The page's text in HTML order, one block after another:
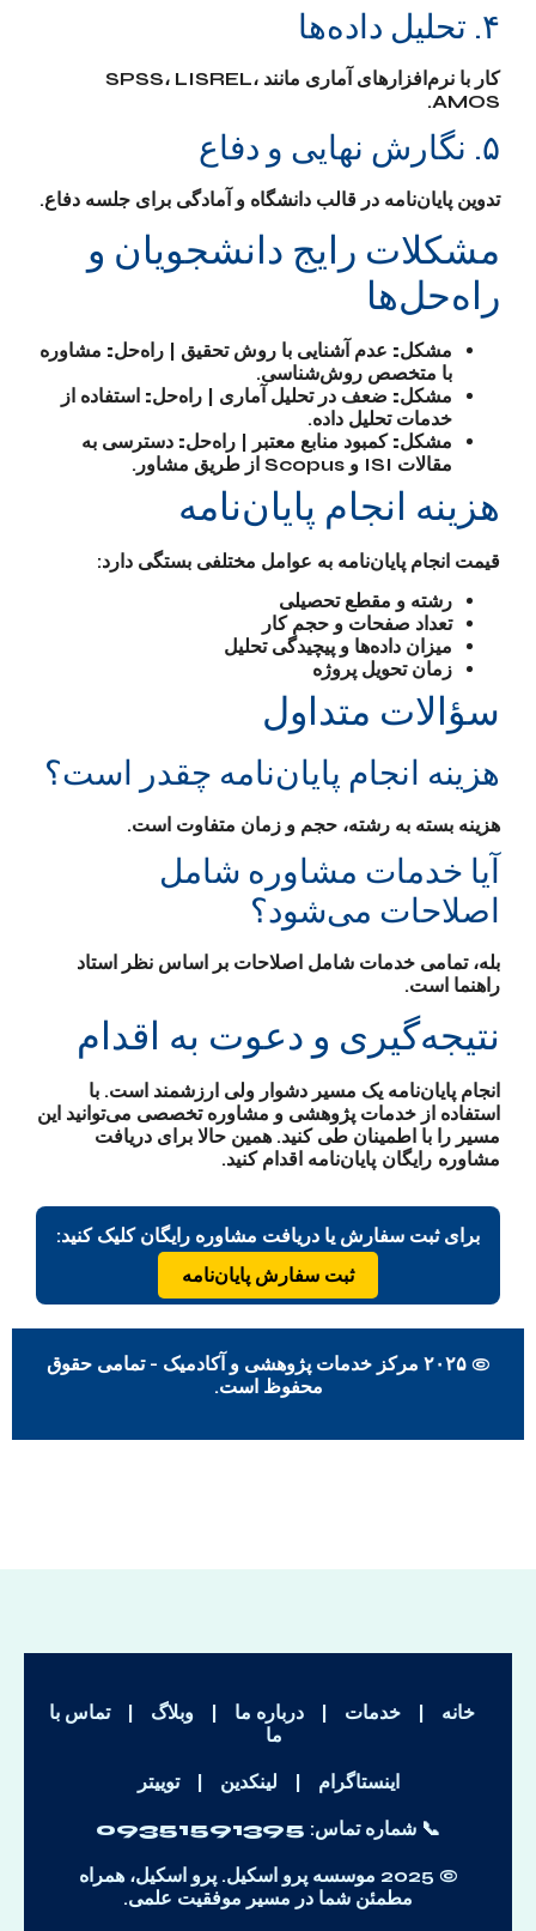
۴. تحلیل داده‌ها
کار با نرم‌افزارهای آماری مانند SPSS، LISREL،
AMOS.
۵. نگارش نهایی و دفاع
تدوین پایان‌نامه در قالب دانشگاه و آمادگی برای جلسه دفاع.
مشکلات رایج دانشجویان و
راه‌حل‌ها
مشکل: عدم آشنایی با روش تحقیق | راه‌حل: مشاوره
با متخصص روش‌شناسی.
مشکل: ضعف در تحلیل آماری | راه‌حل: استفاده از
خدمات تحلیل داده.
مشکل: کمبود منابع معتبر | راه‌حل: دسترسی به
مقالات ISI و Scopus از طریق مشاور.
هزینه انجام پایان‌نامه
قیمت انجام پایان‌نامه به عوامل مختلفی بستگی دارد:
رشته و مقطع تحصیلی
تعداد صفحات و حجم کار
میزان داده‌ها و پیچیدگی تحلیل
زمان تحویل پروژه
سؤالات متداول
هزینه انجام پایان‌نامه چقدر است؟
هزینه بسته به رشته، حجم و زمان متفاوت است.
آیا خدمات مشاوره شامل
اصلاحات می‌شود؟
بله، تمامی خدمات شامل اصلاحات بر اساس نظر استاد
راهنما است.
نتیجه‌گیری و دعوت به اقدام
انجام پایان‌نامه یک مسیر دشوار ولی ارزشمند است. با
استفاده از خدمات پژوهشی و مشاوره تخصصی می‌توانید این
مسیر را با اطمینان طی کنید. همین حالا برای دریافت
مشاوره رایگان پایان‌نامه اقدام کنید.
برای ثبت سفارش یا دریافت مشاوره رایگان کلیک کنید:
ثبت سفارش پایان‌نامه
© ۲۰۲۵ مرکز خدمات پژوهشی و آکادمیک - تمامی حقوق
محفوظ است.
خانه | خدمات | درباره ما | وبلاگ |
تماس با
ما
اینستاگرام | لینکدین | توییتر
📞 شماره تماس: 09351591395
© 2025 موسسه پرو اسکیل. پرو اسکیل، همراه
مطمئن شما در مسیر موفقیت علمی.